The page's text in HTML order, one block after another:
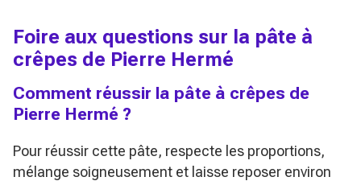
Foire aux questions sur la pâte à
crêpes de Pierre Hermé
Comment réussir la pâte à crêpes de
Pierre Hermé ?
Pour réussir cette pâte, respecte les proportions,
mélange soigneusement et laisse reposer environ